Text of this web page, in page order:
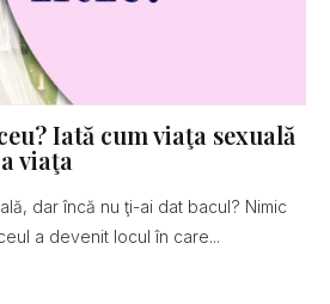
Iată cum viaţa sexuală
viaţa
dar încă nu ţi-ai dat bacul? Nimic
a devenit locul în care...